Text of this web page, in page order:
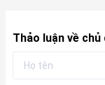
Thảo luận về chủ